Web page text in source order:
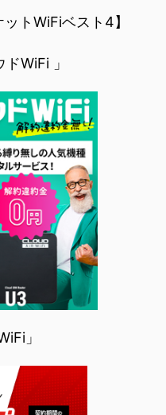
トWiFiベスト4】
WiFi 」
」